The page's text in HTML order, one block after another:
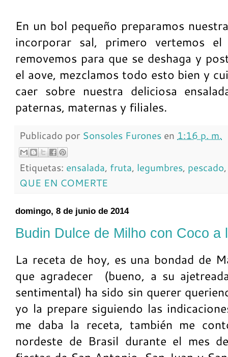
En un bol pequeño preparamos
incorporar sal, primero vertemos
removemos para que se deshaga y
el aove, mezclamos todo esto bien y
caer sobre nuestra deliciosa
paternas, maternas y filiales.
Publicado por Sonsoles Furones en 1:16 p. m.
Etiquetas: ensalada, fruta, legumbres, pescado
QUE EN COMERTE
domingo, 8 de junio de 2014
Budin Dulce de Milho con Coco a
La receta de hoy, es una bondad de
que agradecer (bueno, a su
sentimental) ha sido sin querer
yo la prepare siguiendo las
me daba la receta, también me
nordeste de Brasil durante el mes